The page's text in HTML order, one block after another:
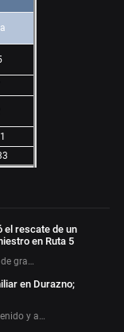
el rescate de un
en Ruta 5
gra…
en Durazno;
y a…